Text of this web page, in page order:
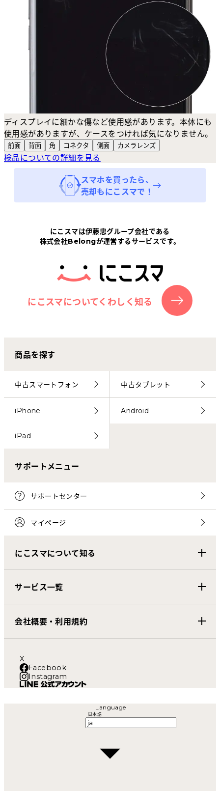
ディスプレイに細かな傷など使用感があります。本体にも
使用感がありますが、ケースをつければ気になりません。
前面 背面 角 コネクタ 側面 カメラ レンズ
検品についての詳細を見る
スマホを買ったら、
売却もにこスマで！
にこスマは伊藤忠グループ会社である
株式会社Belongが運営するサービスです。
にこスマについてくわしく知る
商品を探す
中古スマートフォン 中古タブレット
iPhone Android
iPad
サポートメニュー
サポートセンター
マイページ
にこスマについて知る
サービス一覧
会社概要・利用規約
X
Facebook
Instagram
Language
日本語